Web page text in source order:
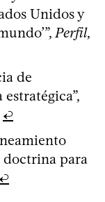
Unidos y
Perfil,
de
↩
doctrina para
↩